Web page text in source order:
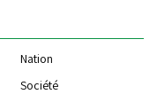
Nation
Société